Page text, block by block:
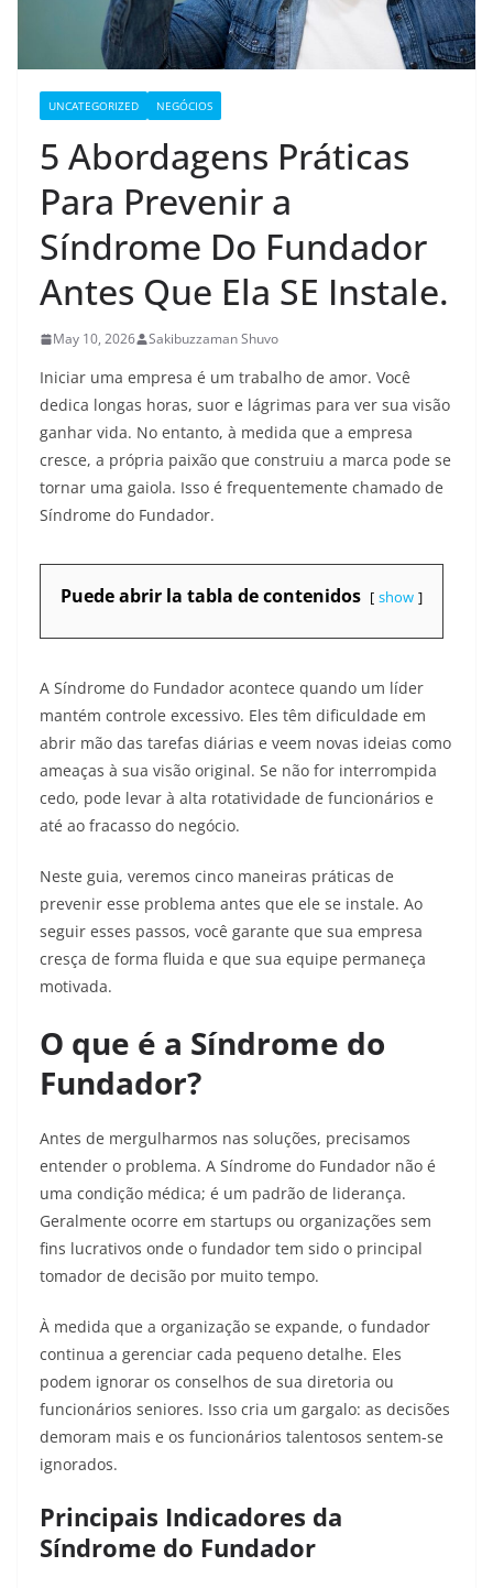
UNCATEGORIZED NEGÓCIOS
5 Abordagens Práticas
Para Prevenir a
Síndrome Do Fundador
Antes Que Ela SE Instale.
May 10, 2026 Sakibuzzaman Shuvo
Iniciar uma empresa é um trabalho de amor. Você
dedica longas horas, suor e lágrimas para ver sua visão
ganhar vida. No entanto, à medida que a empresa
cresce, a própria paixão que construiu a marca pode se
tornar uma gaiola. Isso é frequentemente chamado de
Síndrome do Fundador.
Puede abrir la tabla de contenidos show
A Síndrome do Fundador acontece quando um líder
mantém controle excessivo. Eles têm dificuldade em
abrir mão das tarefas diárias e veem novas ideias como
ameaças à sua visão original. Se não for interrompida
cedo, pode levar à alta rotatividade de funcionários e
até ao fracasso do negócio.
Neste guia, veremos cinco maneiras práticas de
prevenir esse problema antes que ele se instale. Ao
seguir esses passos, você garante que sua empresa
cresça de forma fluida e que sua equipe permaneça
motivada.
O que é a Síndrome do
Fundador?
Antes de mergulharmos nas soluções, precisamos
entender o problema. A Síndrome do Fundador não é
uma condição médica; é um padrão de liderança.
Geralmente ocorre em startups ou organizações sem
fins lucrativos onde o fundador tem sido o principal
tomador de decisão por muito tempo.
À medida que a organização se expande, o fundador
continua a gerenciar cada pequeno detalhe. Eles
podem ignorar os conselhos de sua diretoria ou
funcionários seniores. Isso cria um gargalo: as decisões
demoram mais e os funcionários talentosos sentem-se
ignorados.
Principais Indicadores da
Síndrome do Fundador